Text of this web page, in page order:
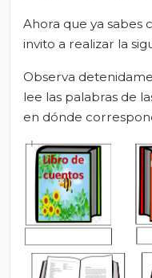
Ahora que ya sabes
invito a realizar la
Observa
lee las palabras de
en dónde